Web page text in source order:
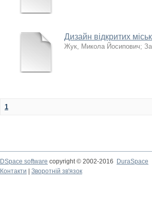
Дизайн відкритих
Жук, Микола Йосипович;
1
DSpace software copyright © 2002-2016
DuraSpace
Контакти
Зворотній зв'язок